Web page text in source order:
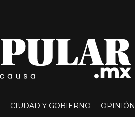
CIUDAD Y GOBIERNO OPINIÓN